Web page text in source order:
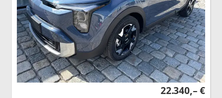
22.340,– €